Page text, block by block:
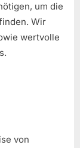
um die
Wir
wertvolle
von